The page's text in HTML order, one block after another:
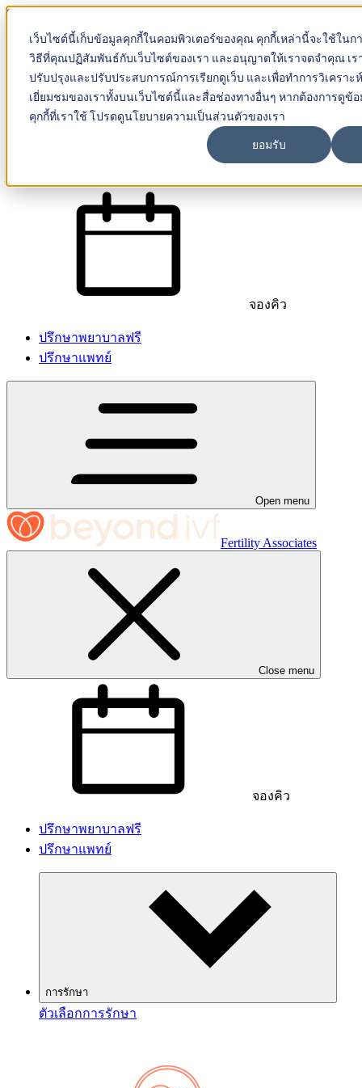
เว็บไซต์นี้เก็บข้อมูลคุกกี้ในคอมพิวเตอร์ของคุณ คุกกี้เหล่านี้จะใช้ในก
วิธีที่คุณปฏิสัมพันธ์กับเว็บไซต์ของเรา และอนุญาตให้เราจดจำคุณ เร
ปรับปรุงและปรับประสบการณ์การเรียกดูเว็บ และเพื่อทำการวิเครา
เยี่ยมชมของเราทั้งบนเว็บไซต์นี้และสื่อช่องทางอื่นๆ หากต้องการดูข้อ
คุกกี้ที่เราใช้ โปรดดูนโยบายความเป็นส่วนตัวของเรา
ยอมรับ
Skip to content
Beyond IVF
จองคิว
ปรึกษาพยาบาลฟรี
ปรึกษาแพทย์
Open menu
Fertility Associates
Close menu
จองคิว
ปรึกษาพยาบาลฟรี
ปรึกษาแพทย์
การรักษา
ตัวเลือกการรักษา